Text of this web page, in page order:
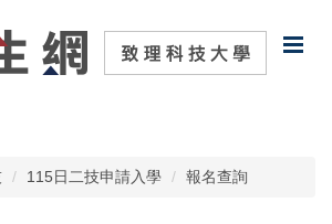
115日二技申請入學 報名查詢